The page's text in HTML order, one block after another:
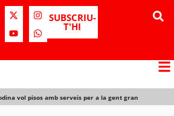
SUBSCRIU-
T'HI
vol pisos amb serveis per a la gent gran